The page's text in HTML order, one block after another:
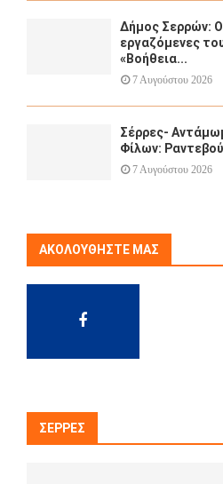
Δήμος Σερρών:
εργαζόμενες
«Βοήθεια...
7 Αυγούστου 2026
Σέρρες-
Φίλων:
7 Αυγούστου 2026
ΑΚΟΛΟΥΘΉΣΤΕ ΜΑΣ
ΣΈΡΡΕΣ